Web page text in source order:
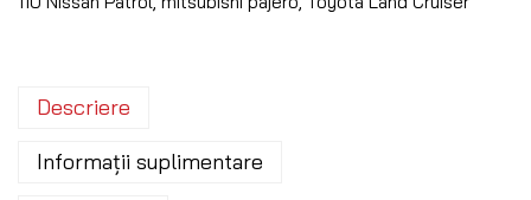
Descriere
Informații suplimentare